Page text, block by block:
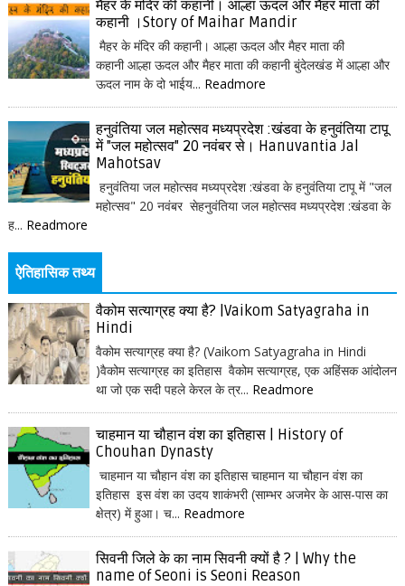
मैहर के मंदिर की कहानी। आल्हा ऊदल और मैहर माता की
कहानी ।Story of Maihar Mandir
मैहर के मंदिर की कहानी। आल्हा ऊदल और मैहर माता की
कहानी आल्हा ऊदल और मैहर माता की कहानी बुंदेलखंड में आल्हा और
ऊदल नाम के दो भाईय... Readmore
हनुवंतिया जल महोत्सव मध्यप्रदेश :खंडवा के हनुवंतिया टापू
में "जल महोत्सव" 20 नवंबर से। Hanuvantia Jal
Mahotsav
हनुवंतिया जल महोत्सव मध्यप्रदेश :खंडवा के हनुवंतिया टापू में "जल
महोत्सव" 20 नवंबर सेहनुवंतिया जल महोत्सव मध्यप्रदेश :खंडवा के
ह... Readmore
ऐतिहासिक तथ्य
वैकोम सत्याग्रह क्या है? |Vaikom Satyagraha in
Hindi
वैकोम सत्याग्रह क्या है? (Vaikom Satyagraha in Hindi
)वैकोम सत्याग्रह का इतिहास वैकोम सत्याग्रह, एक अहिंसक आंदोलन
था जो एक सदी पहले केरल के त्र... Readmore
चाहमान या चौहान वंश का इतिहास | History of
Chouhan Dynasty
चाहमान या चौहान वंश का इतिहास चाहमान या चौहान वंश का
इतिहास इस वंश का उदय शाकंभरी (साम्भर अजमेर के आस-पास का
क्षेत्र) में हुआ। च... Readmore
सिवनी जिले के का नाम सिवनी क्यों है ? | Why the
name of Seoni is Seoni Reason